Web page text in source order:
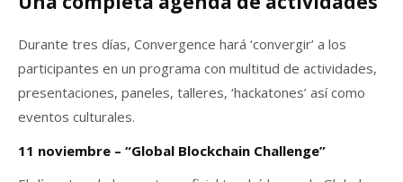
Durante tres días, Convergence hará ‘convergir’ a los
participantes en un programa con multitud de actividades,
presentaciones, paneles, talleres, ‘hackatones’ así como
eventos culturales.
11 noviembre – “Global Blockchain Challenge”